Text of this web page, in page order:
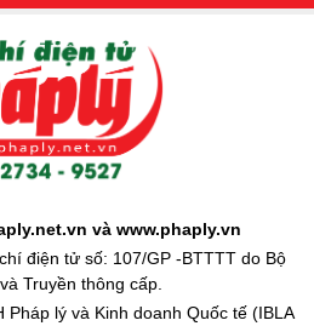
và www.phaply.vn
điện tử số: 107/GP -BTTTT do Bộ
Truyền thông cấp.
Pháp lý và Kinh doanh Quốc tế (IBLA